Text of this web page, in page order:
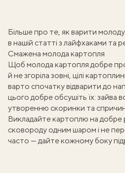
Більше про те, як варити
в нашій статті з лайфхаками та
Смажена молода картопля
Щоб молода картопля добре
й не згоріла зовні, цілі
варто спочатку відварити до
цього добре обсушіть їх: зайва
утворенню скоринки та
Викладайте картоплю на добре
сковороду одним шаром і не
часто — дайте кожному боку